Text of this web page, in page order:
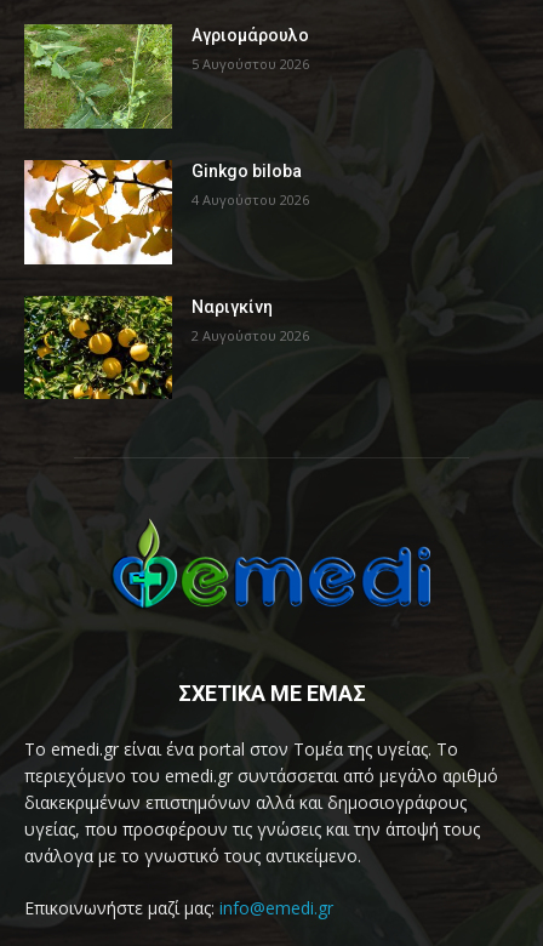
Αγριομάρουλο
5 Αυγούστου 2026
Ginkgo biloba
4 Αυγούστου 2026
Ναριγκίνη
2 Αυγούστου 2026
ΣΧΕΤΙΚΑ ΜΕ ΕΜΑΣ
Το emedi.gr είναι ένα portal στον Τομέα της υγείας. Το
περιεχόμενο του emedi.gr συντάσσεται από μεγάλο αριθμό
διακεκριμένων επιστημόνων αλλά και δημοσιογράφους
υγείας, που προσφέρουν τις γνώσεις και την άποψή τους
ανάλογα με το γνωστικό τους αντικείμενο.
Επικοινωνήστε μαζί μας: info@emedi.gr